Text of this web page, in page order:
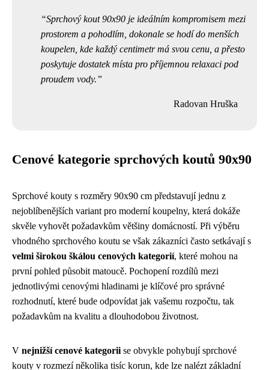
Sprchový kout 90x90 je ideálním kompromisem mezi
prostorem a pohodlím, dokonale se hodí do menších
koupelen, kde každý centimetr má svou cenu, a přesto
poskytuje dostatek místa pro příjemnou relaxaci pod
proudem vody.
Radovan Hruška
Cenové kategorie sprchových koutů 90x90
Sprchové kouty s rozměry 90x90 cm představují jednu z
nejoblíbenějších variant pro moderní koupelny, která dokáže
skvěle vyhovět požadavkům většiny domácností. Při výběru
vhodného sprchového koutu se však zákazníci často setkávají s
velmi širokou škálou cenových kategorií, které mohou na
první pohled působit matoucě. Pochopení rozdílů mezi
jednotlivými cenovými hladinami je klíčové pro správné
rozhodnutí, které bude odpovídat jak vašemu rozpočtu, tak
požadavkům na kvalitu a dlouhodobou životnost.
V nejnižší cenové kategorii se obvykle pohybují sprchové
kouty v rozmezí několika tisíc korun, kde lze nalézt základní